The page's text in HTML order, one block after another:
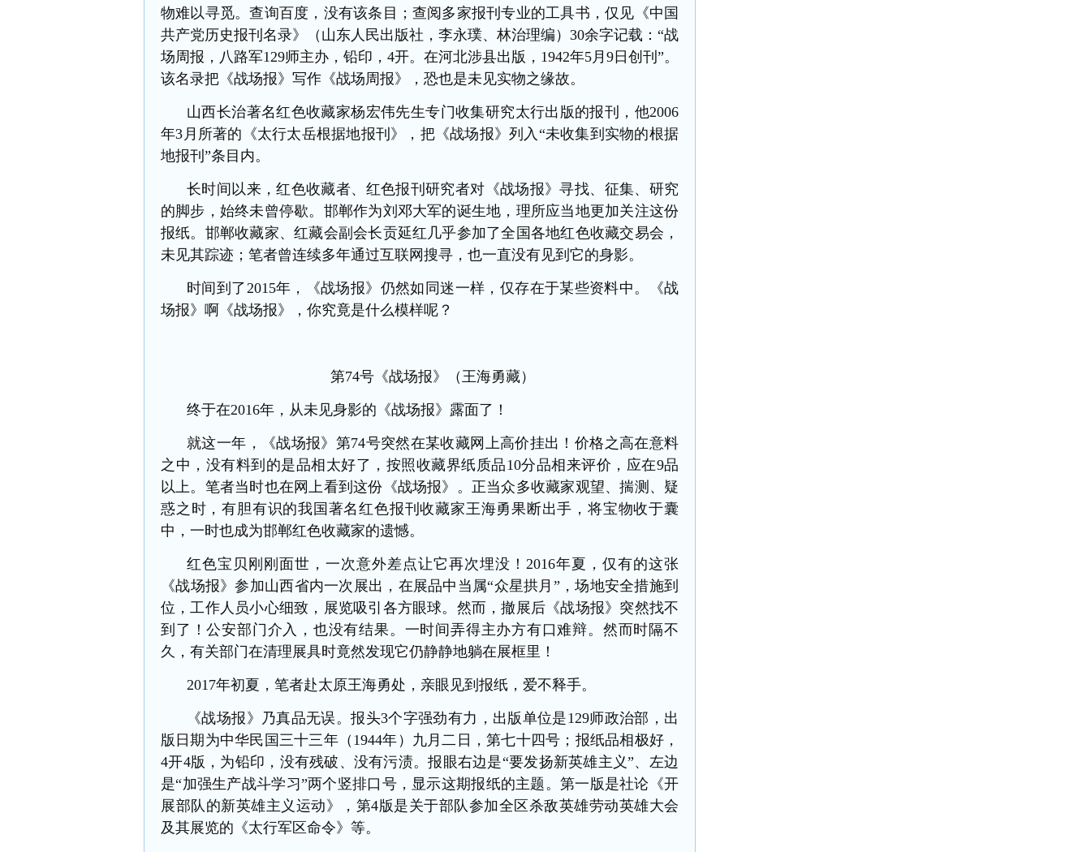
物难以寻觅。查询百度，没有该条目；查阅多家报刊专业的工具书，仅见《中国
共产党历史报刊名录》（山东人民出版社，李永璞、林治理编） 30余字记载：“战
场周报，八路军129师主办，铅印，4开。在河北涉县出版，1942年5月9日创刊”。
该名录把《战场报》写作《战场周报》，恐也是未见实物之缘故。
山西长治著名红色收藏家杨宏伟先生专门收集研究太行出版的报刊，他2006
年3月所著的《太行太岳根据地报刊》，把《战场报》列入“未收集到实物的根据
地报刊”条目内。
长时间以来，红色收藏者、红色报刊研究者对《战场报》寻找、征集、研究
的脚步，始终未曾停歇。邯郸作为刘邓大军的诞生地，理所应当地更加关注这份
报纸。邯郸收藏家、红藏会副会长贡延红几乎参加了全国各地红色收藏交易会，
未见其踪迹；笔者曾连续多年通过互联网搜寻，也一直没有见到它的身影。
时间到了2015年，《战场报》仍然如同迷一样，仅存在于某些资料中。
《战
场报》啊《战场报》，你究竟是什么模样呢？
第74号《战场报》（王海勇藏）
终于在2016年，从未见身影的《战场报》露面了！
就这一年， 《战场报》第74号突然在某收藏网上高价挂出 ！价格之高在意料
之中，没有料到的是品相太好了，按照收藏界纸质品10分品相来评价，应在9品
以上。笔者当时也在网上看到这份《战场报》。正当众多收藏家观望、揣测、疑
惑之时，有胆有识的我国著名红色报刊收藏家王海勇果断出手，将宝物收于囊
中，一时也成为邯郸红色收藏家的遗憾。
红色宝贝刚刚面世，一次意外差点让它再次埋没！ 2016年夏，仅有的这张
《战场报》参加山西省内一次展出，在展品中当属“众星拱月”，场地安全措施到
位，工作人员小心细致，展览吸引各方眼球。然而，撤展后《战场报》突然找不
到了！公安部门介入，也没有结果。一时间弄得主办方有口难辩。然而时隔不
久，有关部门在清理展具时竟然发现它仍静静地躺在展框里！
2017年初夏，笔者赴太原王海勇处，亲眼见到报纸，爱不释手。
《战场报》 乃真品无误。报头3个字强劲有力， 出版单位是129师政治部，出
版日期为中华民国三十三年（ 1944年）九月二日，第七十四号；报纸品相极好，
4开4版，为铅印，没有残破、没有污渍。报眼右边是“要发扬新英雄主义”、 左边
是“加强生产战斗学习”两个竖排口号，显示这期报纸的主题。第一版是社论《开
展部队的新英雄主义运动》，第4版是关于部队参加全区杀敌英雄劳动英雄大会
及其展览的《太行军区命令》等。